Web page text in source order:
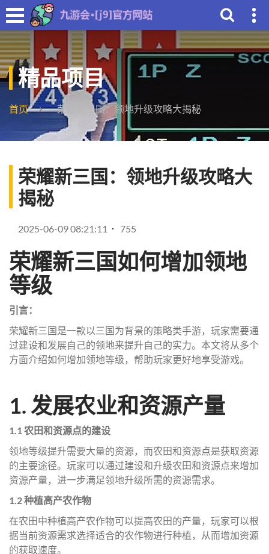
精品项目
首页 荣耀新三国：领地升级攻略大揭秘
荣耀新三国：领地升级攻略大
揭秘
2025-06-09 08:21:11 755
荣耀新三国如何增加领地
等级
引言：
荣耀新三国是一款以三国为背景的策略类手游，玩家需要通
过建设和发展自己的领地来提升自己的实力。本文将从多个
方面介绍如何增加领地等级，帮助玩家更好地享受游戏。
1. 发展农业和资源产量
1.1 农田和资源点的建设
领地等级提升需要大量的资源，而农田和资源点是获取资源
的主要途径。玩家可以通过建设和升级农田和资源点来增加
资源产量，进一步满足领地升级所需的资源需求。
1.2 种植高产农作物
在农田中种植高产农作物可以提高农田的产量，玩家可以根
据当前资源需求选择适合的农作物进行种植，从而增加资源
的获取速度。